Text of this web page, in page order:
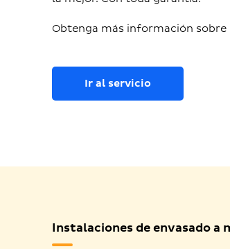
Obtenga más información
Ir al servicio
Instalaciones de envasado a